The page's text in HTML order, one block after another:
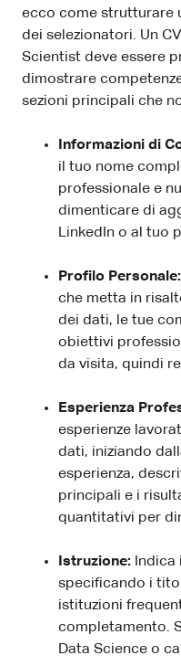
ecco come strutturare
dei selezionatori. Un
Scientist deve essere
dimostrare
sezioni principali che
Informazioni di
il tuo nome
professionale e
dimenticare di
LinkedIn o al tuo
Profilo Personale:
che metta in
dei dati, le tue
obiettivi
da visita, quindi
Esperienza
esperienze
dati, iniziando
esperienza,
principali e i
quantitativi per
Istruzione:
specificando i
istituzioni
completamento.
Data Science o